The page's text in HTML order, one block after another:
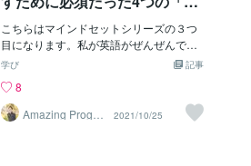
「母国語」だと思うのです。ところが、
日本以外の世界へ目を向けてみると、言
語の境界線がすなわち国境であることの
方が、むしろ少なかったりします。だか
どうこう述べることは困難であり、
「国」という文字が含まれている「母国
語」という単語を用いることについて、
インドセット」
こちらはマインドセットシリーズの３つ
目になります。私が英語がぜんぜんでき
ない状態からTOEIC満点や英会話習得ま
ています。１つ目と２つ目の記事を読ん
で無い方はそちらから読んで頂くように
お願いいたします。それでは以下では３
記事
学び
8
Amazing Progre
ss かず
2021/10/25